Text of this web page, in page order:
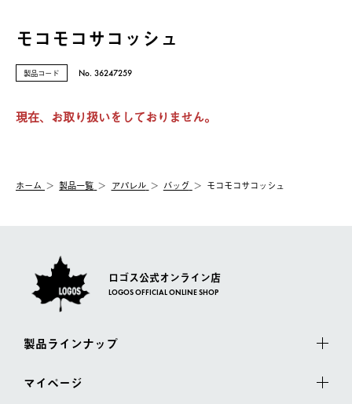
モコモコサコッシュ
製品コード No. 36247259
現在、お取り扱いをしておりません。
ホーム 製品⼀覧 アパレル バッグ モコモコサコッシュ
ロゴス公式オンライン店
LOGOS OFFICIAL ONLINE SHOP
製品ラインナップ
マイページ